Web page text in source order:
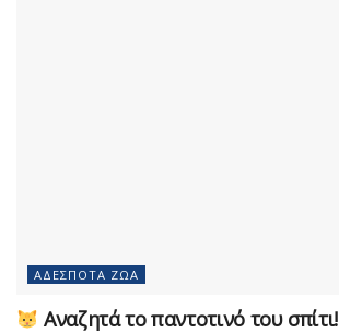
ΑΔΈΣΠΟΤΑ ΖΏΑ
Αναζητά το παντοτινό του σπίτι!